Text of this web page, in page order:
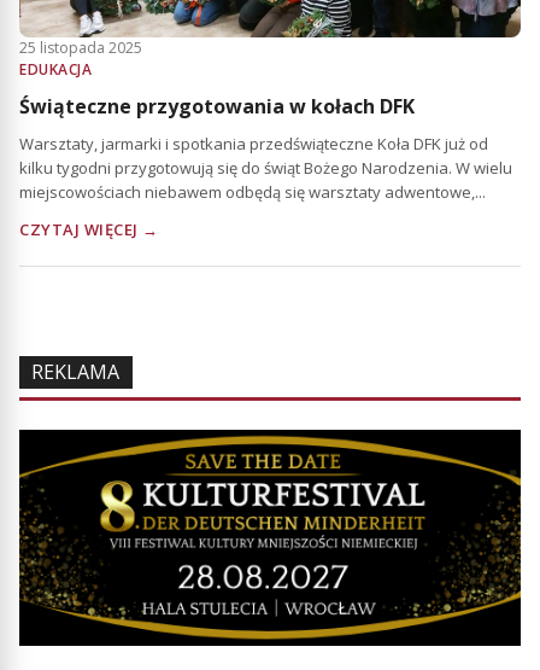
25 listopada 2025
EDUKACJA
Świąteczne przygotowania w kołach DFK
Warsztaty, jarmarki i spotkania przedświąteczne Koła DFK już od
kilku tygodni przygotowują się do świąt Bożego Narodzenia. W wielu
miejscowościach niebawem odbędą się warsztaty adwentowe,...
CZYTAJ WIĘCEJ →
REKLAMA